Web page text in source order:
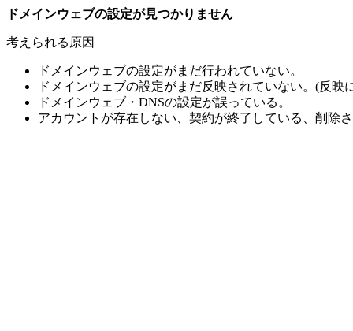
ドメインウェブの設定が見つかりません
考えられる原因
ドメインウェブの設定がまだ行われていない。
ドメインウェブの設定がまだ反映されていない。(反
ドメインウェブ・DNSの設定が誤っている。
アカウントが存在しない、契約が終了している、削除